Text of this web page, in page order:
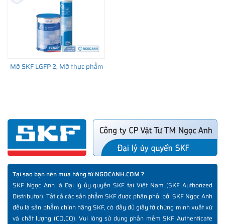
Mỡ SKF LGFP 2, Mỡ thực phẩm
Tại sao bạn nên mua hàng từ NGOCANH.COM ?
SKF Ngọc Anh là Đại lý ủy quyền SKF tại Việt Nam (SKF Authorized
Distributor). Tất cả các sản phẩm SKF được phân phối bởi SKF Ngọc Anh
đều là sản phẩm chính hãng SKF, có đầy đủ giấy tờ chứng minh xuất xứ
và chất lượng (CO,CQ). Vui lòng sử dụng phần mềm SKF Authenticate